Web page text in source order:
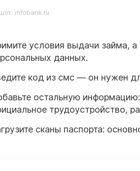
mfobank.ru
условия выдачи займа,
данных.
код из смс — он нужен
остальную
трудоустройство,
сканы паспорта: